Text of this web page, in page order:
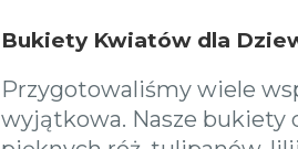
Bukiety Kwiatów dla
Przygotowaliśmy wiele
wyjątkowa. Nasze bukiety